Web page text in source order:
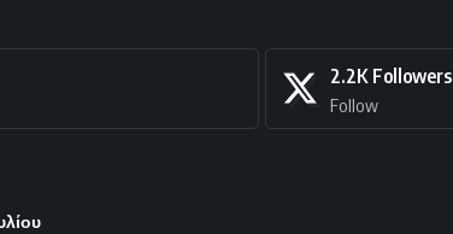
2.2K Followers
Follow